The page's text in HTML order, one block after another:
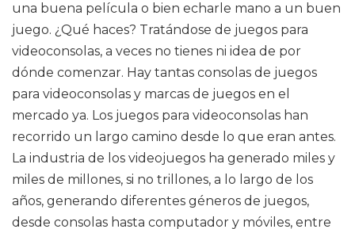
una buena película o bien echarle mano a un buen
juego. ¿Qué haces? Tratándose de juegos para
videoconsolas, a veces no tienes ni idea de por
dónde comenzar. Hay tantas consolas de juegos
para videoconsolas y marcas de juegos en el
mercado ya. Los juegos para videoconsolas han
recorrido un largo camino desde lo que eran antes.
La industria de los videojuegos ha generado miles y
miles de millones, si no trillones, a lo largo de los
años, generando diferentes géneros de juegos,
desde consolas hasta computador y móviles, entre